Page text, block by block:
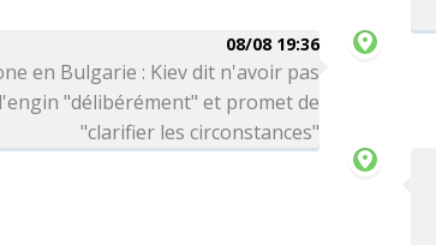
08/08 19:36
en Bulgarie : Kiev dit n'avoir pas
"délibérément" et promet de
"clarifier les circonstances"